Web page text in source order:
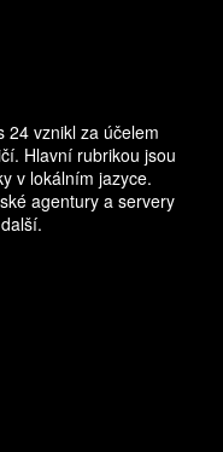
24 vznikl za účelem
Hlavní rubrikou jsou
v lokálním jazyce.
agentury a servery